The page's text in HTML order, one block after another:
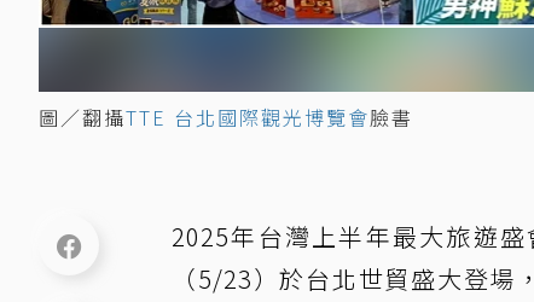
圖／翻攝TTE 台北國際觀光博覽會臉書
2025年台灣上半年最大旅遊
（5/23）於台北世貿盛大登場